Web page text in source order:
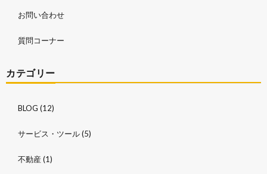
お問い合わせ
質問コーナー
カテゴリー
BLOG (12)
サービス・ツール(5)
不動産(1)